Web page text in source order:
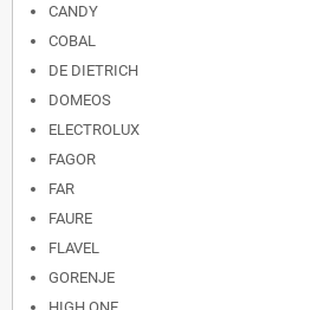
CANDY
COBAL
DE DIETRICH
DOMEOS
ELECTROLUX
FAGOR
FAR
FAURE
FLAVEL
GORENJE